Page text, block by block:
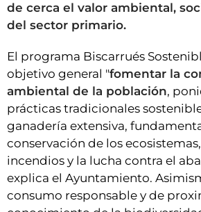
de cerca el valor ambiental,
del sector primario.
El programa Biscarrués
objetivo general "fomentar la
ambiental de la población,
prácticas tradicionales
ganadería extensiva,
conservación de los
incendios y la lucha contra el
explica el Ayuntamiento.
consumo responsable y de